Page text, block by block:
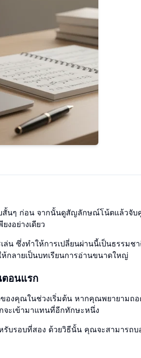
สั้นๆ ก่อน จากนั้นดูสัญลักษณ์โน้ตแล้วจับ
งอย่างเดียว
ล่น ซึ่งทำให้การเปลี่ยนผ่านนี้เป็นธรรม
กลายเป็นบทเรียนการอ่านขนาดใหญ่
ตอนแรก
ของคุณในช่วงเริ่มต้น หากคุณพยายามถ
จะเข้ามาแทนที่อีกทักษะหนึ่ง
บรอบที่สอง ด้วยวิธีนั้น คุณจะสามารถบ